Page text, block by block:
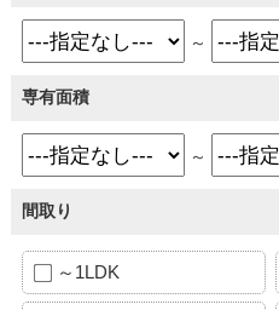
～
専有面積
～
間取り
～1LDK